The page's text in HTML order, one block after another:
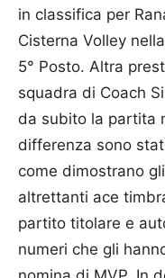
in classifica per
Cisterna Volley
5° Posto. Altra
squadra di Coach
da subito la partita
differenza sono
come dimostrano
altrettanti ace
partito titolare e
numeri che gli